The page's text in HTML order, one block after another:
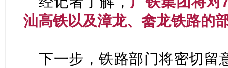
汕高铁以及漳龙、畲龙铁路的
下一步，铁路部门将密切留